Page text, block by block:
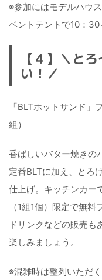
※参加にはモデルハウ
ベントテントで10：30
【４】＼と
い！／
「BLTホットサンド
組）
香ばしいバター焼きの
定番BLTに加え、とろ
仕上げ。キッチンカー
（1組1個）限定で無料
ドリンクなどの販売も
楽しみましょう。
※混雑時は整列いただ